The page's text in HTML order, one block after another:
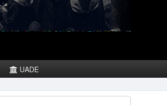
UADE